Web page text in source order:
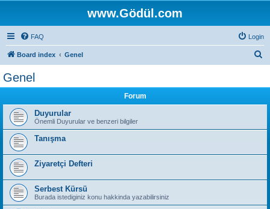
www.Gödül.com
FAQ Login
Board index Genel
Genel
Forum
Duyurular
Önemli Duyurular ve benzeri bilgiler
Tanışma
Ziyaretçi Defteri
Serbest Kürsü
Burada istediginiz konu hakkinda yazabilirsiniz